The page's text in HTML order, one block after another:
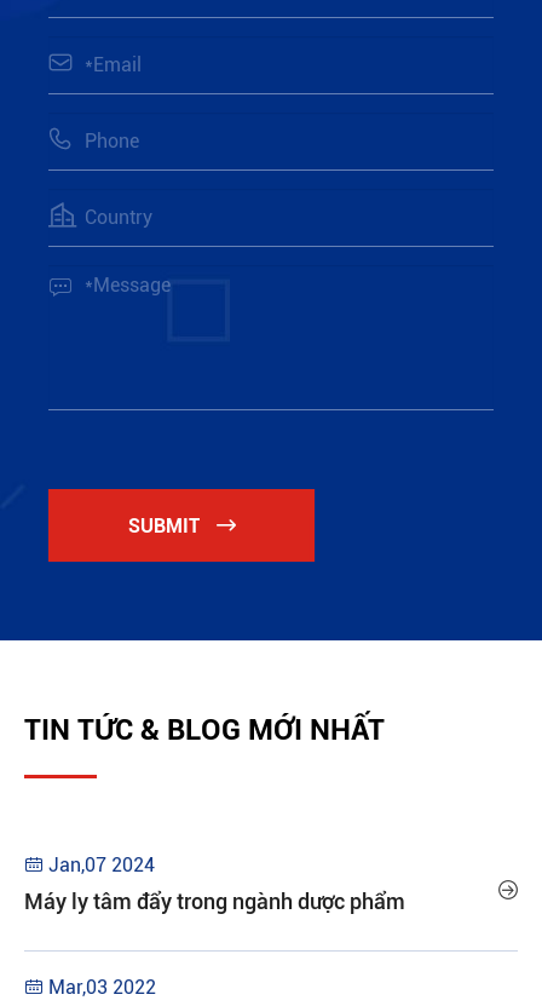




SUBMIT 
TIN TỨC & BLOG MỚI NHẤT
 Jan,07 2024
Máy ly tâm đẩy trong ngành dược phẩm 
 Mar,03 2022